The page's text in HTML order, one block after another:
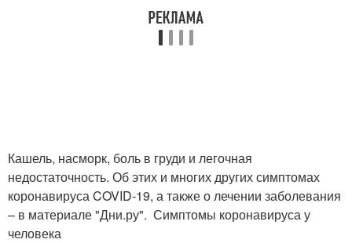
Кашель, насморк, боль в груди и легочная
недостаточность. Об этих и многих других симптомах
коронавируса COVID-19, а также о лечении заболевания
– в материале "Дни.ру". Симптомы коронавируса у
человека